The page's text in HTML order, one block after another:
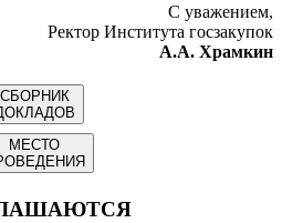
С уважением,
Ректор Института госзакупок
А.А. Храмкин
СБОРНИК
МЕСТО